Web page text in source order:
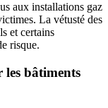
aux installations gaz
La vétusté des
et certains
risque.
les bâtiments